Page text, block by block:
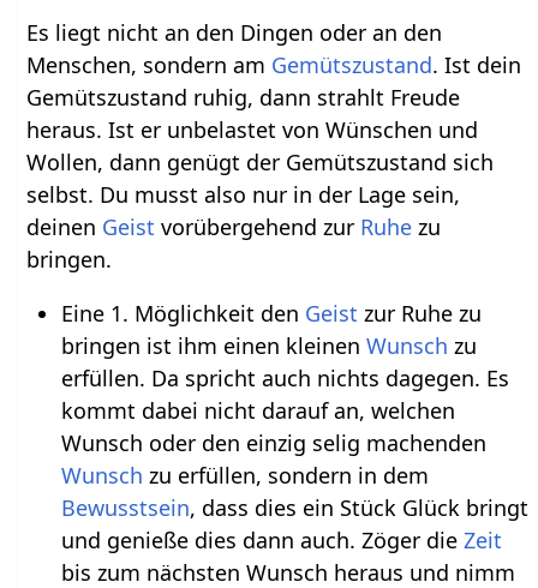
Es liegt nicht an den Dingen oder an den
Menschen, sondern am Gemütszustand. Ist dein
Gemütszustand ruhig, dann strahlt Freude
heraus. Ist er unbelastet von Wünschen und
Wollen, dann genügt der Gemütszustand sich
selbst. Du musst also nur in der Lage sein,
deinen Geist vorübergehend zur Ruhe zu
bringen.
Eine 1. Möglichkeit den Geist zur Ruhe zu
bringen ist ihm einen kleinen Wunsch zu
erfüllen. Da spricht auch nichts dagegen. Es
kommt dabei nicht darauf an, welchen
Wunsch oder den einzig selig machenden
Wunsch zu erfüllen, sondern in dem
Bewusstsein, dass dies ein Stück Glück bringt
und genieße dies dann auch. Zöger die Zeit
bis zum nächsten Wunsch heraus und nimm